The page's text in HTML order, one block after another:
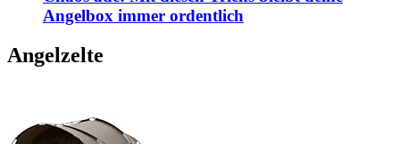
Angelbox immer ordentlich
Angelzelte